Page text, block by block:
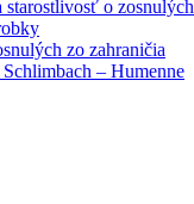
starostlivosť o zosnulých
zo zahraničia
– Humenne